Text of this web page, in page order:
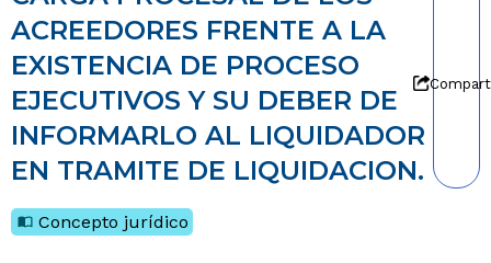
ACREEDORES FRENTE A LA
EXISTENCIA DE PROCESO
EJECUTIVOS Y SU DEBER DE
INFORMARLO AL LIQUIDADOR
EN TRAMITE DE LIQUIDACION.
Concepto jurídico